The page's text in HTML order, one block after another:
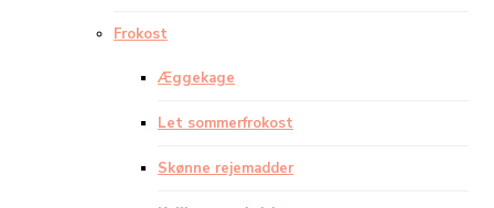
Frokost
Æggekage
Let sommerfrokost
Skønne rejemadder